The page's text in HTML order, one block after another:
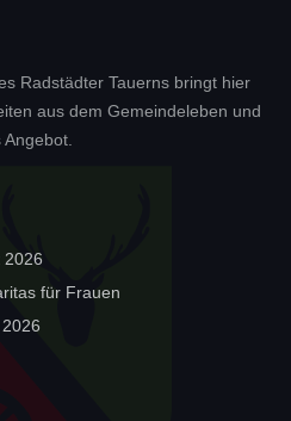
Radstädter Tauerns bringt hier
aus dem Gemeindeleben und
2026
für Frauen